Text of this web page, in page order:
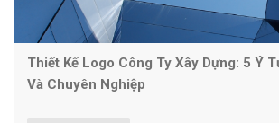
Thiết Kế Logo Công Ty Xây Dựng: 5 Ý
Và Chuyên Nghiệp